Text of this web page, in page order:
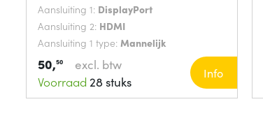
Aansluiting 1: DisplayPort
Aansluiting 2: HDMI
Aansluiting 1 type: Mannelijk
50,50
excl. btw
Voorraad 28 stuks
Info